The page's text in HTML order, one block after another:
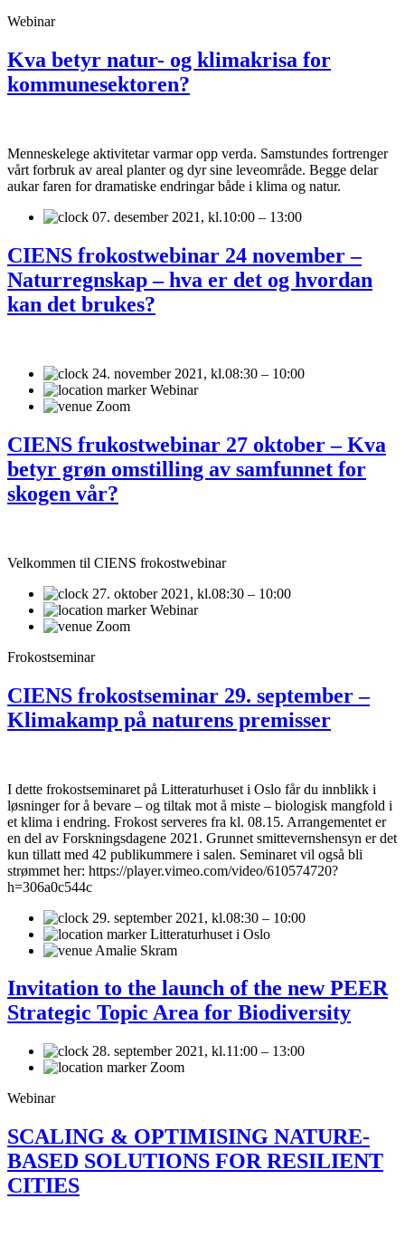
Webinar
Kva betyr natur- og klimakrisa for
kommunesektoren?
Menneskelege aktivitetar varmar opp verda. Samstundes fortrenger
vårt forbruk av areal planter og dyr sine leveområde. Begge delar
aukar faren for dramatiske endringar både i klima og natur.
07. desember 2021, kl.10:00 – 13:00
CIENS frokostwebinar 24 november –
Naturregnskap – hva er det og hvordan
kan det brukes?
24. november 2021, kl.08:30 – 10:00
Webinar
Zoom
CIENS frukostwebinar 27 oktober – Kva
betyr grøn omstilling av samfunnet for
skogen vår?
Velkommen til CIENS frokostwebinar
27. oktober 2021, kl.08:30 – 10:00
Webinar
Zoom
Frokostseminar
CIENS frokostseminar 29. september –
Klimakamp på naturens premisser
I dette frokostseminaret på Litteraturhuset i Oslo får du innblikk i
løsninger for å bevare – og tiltak mot å miste – biologisk mangfold i
et klima i endring. Frokost serveres fra kl. 08.15. Arrangementet er
en del av Forskningsdagene 2021. Grunnet smittevernshensyn er det
kun tillatt med 42 publikummere i salen. Seminaret vil også bli
strømmet her: https://player.vimeo.com/video/610574720?
h=306a0c544c
29. september 2021, kl.08:30 – 10:00
Litteraturhuset i Oslo
Amalie Skram
Invitation to the launch of the new PEER
Strategic Topic Area for Biodiversity
28. september 2021, kl.11:00 – 13:00
Zoom
Webinar
SCALING & OPTIMISING NATURE-
BASED SOLUTIONS FOR RESILIENT
CITIES